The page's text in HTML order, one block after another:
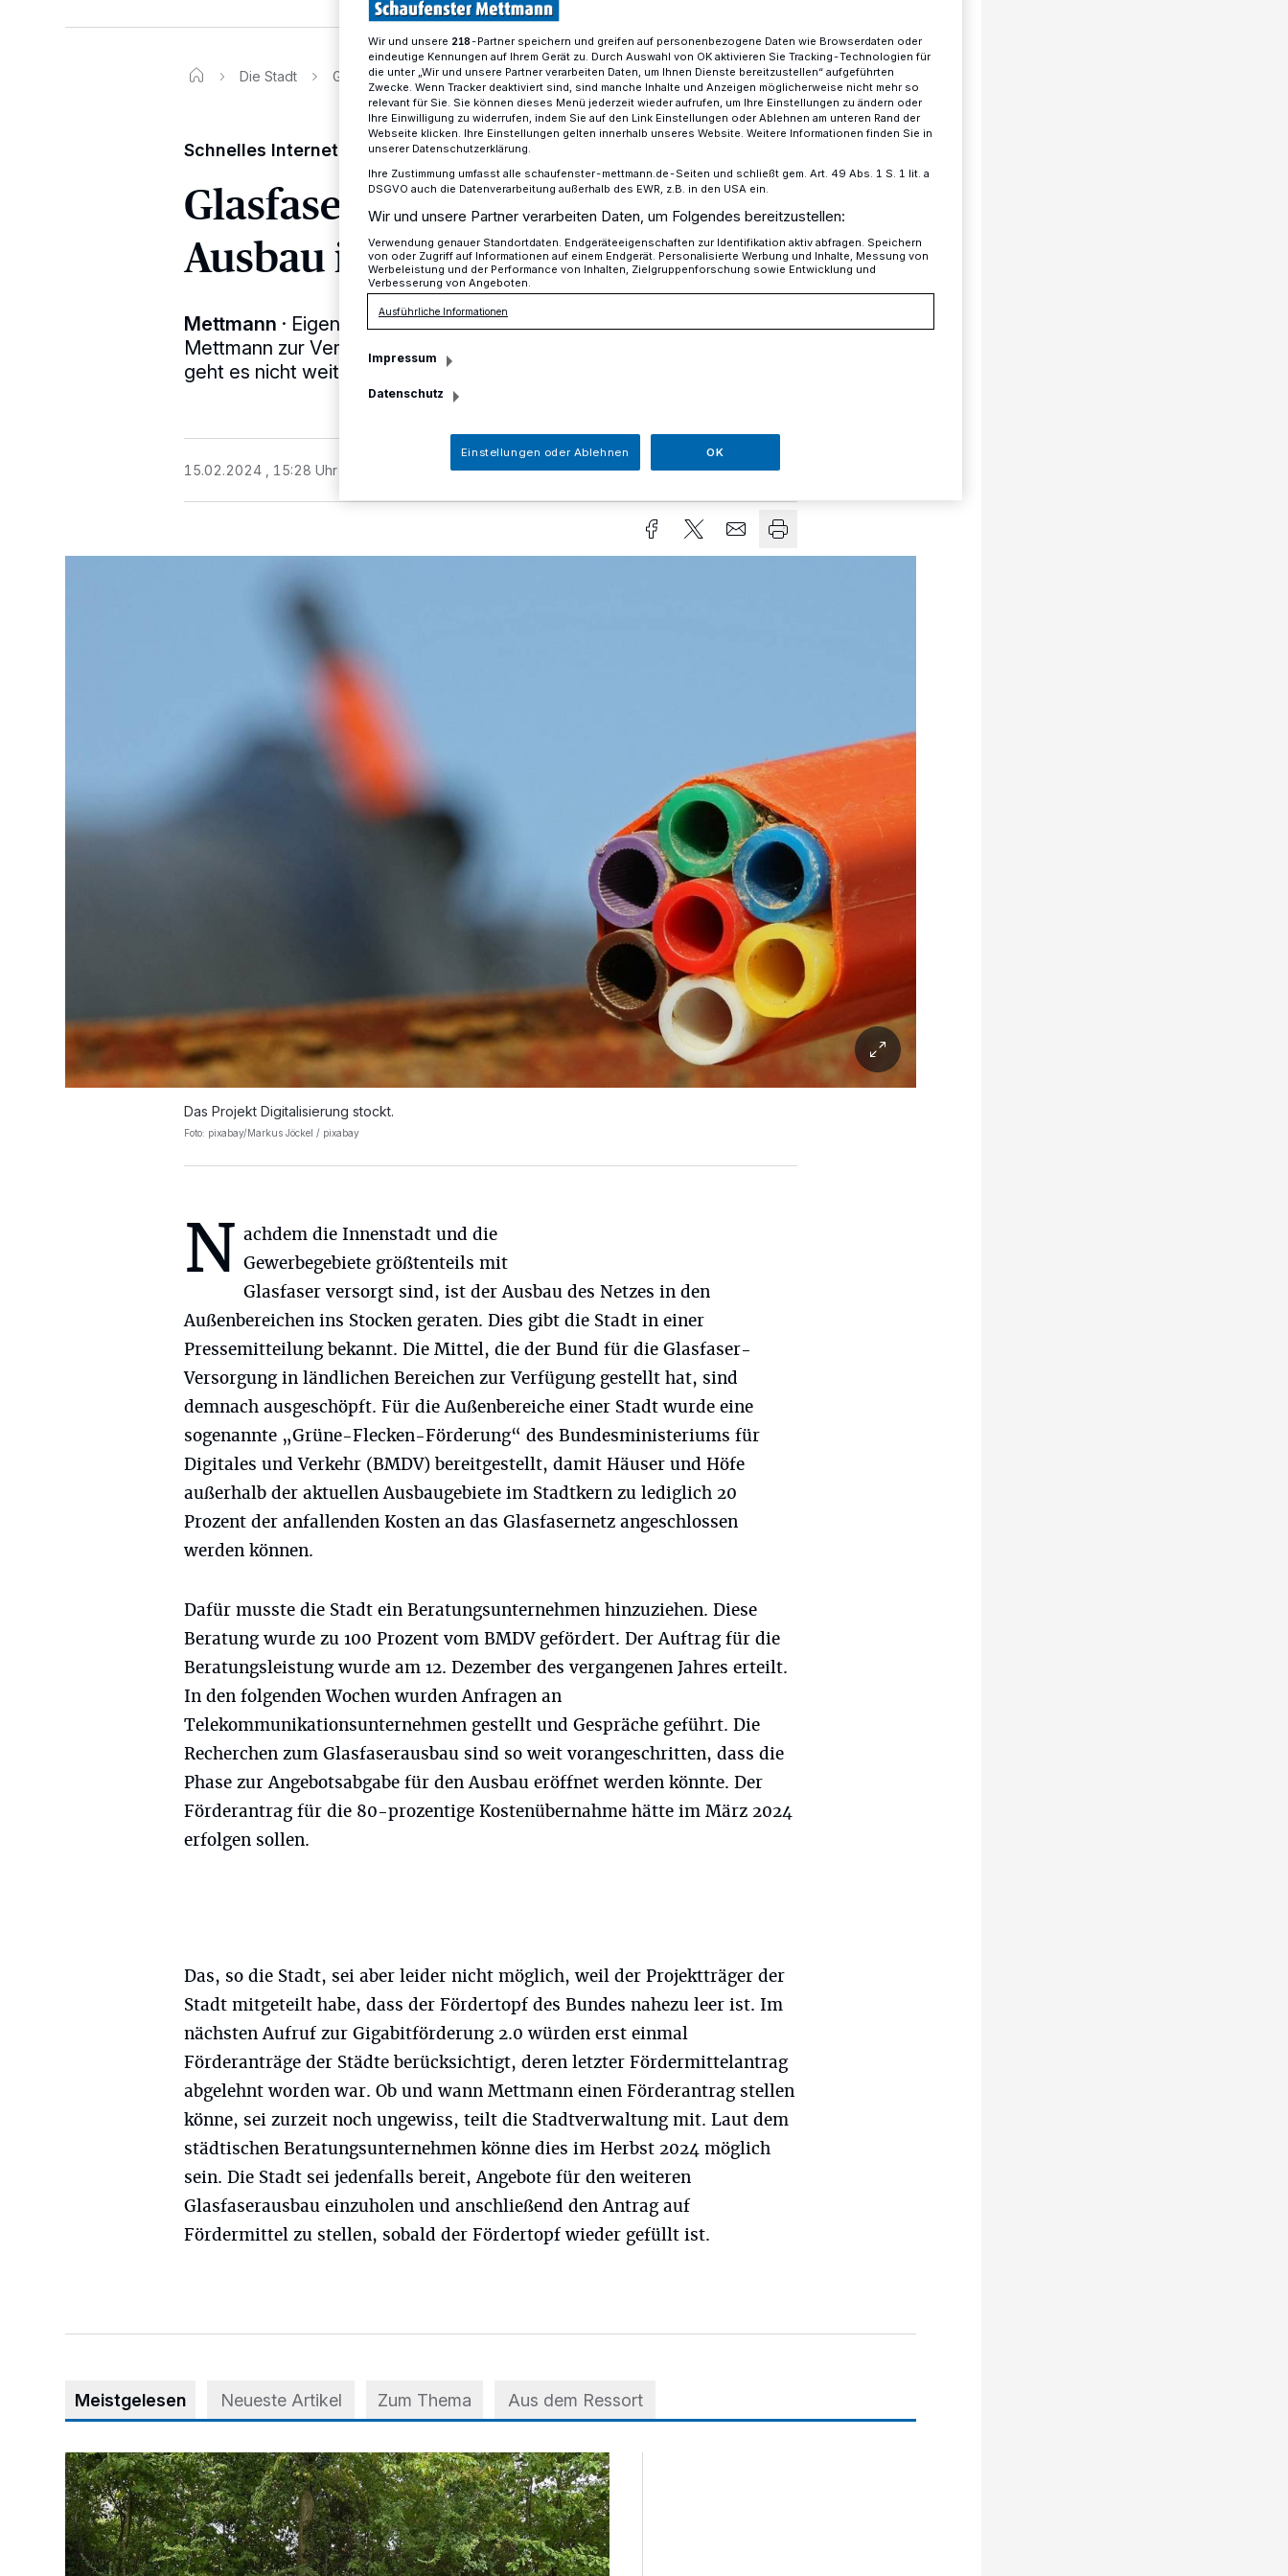
Die Stadt Glasfaser: Fördertopf für Ausbau ist leer​
Schnelles Internet in Mettmann
Glasfaser: Fördertopf für
Ausbau ist leer
Mettmann · Eigentlich sollte Glasfaser schon bald flächendecken in
Mettmann zur Verfügung stehen. Doch ohne Fördermittel vom Bund
geht es nicht weiter.
15.02.2024 , 15:28 Uhr Eine Minute Lesezeit
Das Projekt Digitalisierung stockt.
Foto: pixabay/Markus Jöckel / pixabay
N achdem die Innenstadt und die
Gewerbegebiete größtenteils mit
Glasfaser versorgt sind, ist der Ausbau des Netzes in den
Außenbereichen ins Stocken geraten. Dies gibt die Stadt in einer
Pressemitteilung bekannt. Die Mittel, die der Bund für die Glasfaser-
Versorgung in ländlichen Bereichen zur Verfügung gestellt hat, sind
demnach ausgeschöpft. Für die Außenbereiche einer Stadt wurde eine
sogenannte „Grüne-Flecken-Förderung“ des Bundesministeriums für
Digitales und Verkehr (BMDV) bereitgestellt, damit Häuser und Höfe
außerhalb der aktuellen Ausbaugebiete im Stadtkern zu lediglich 20
Prozent der anfallenden Kosten an das Glasfasernetz angeschlossen
werden können.
Dafür musste die Stadt ein Beratungsunternehmen hinzuziehen. Diese
Beratung wurde zu 100 Prozent vom BMDV gefördert. Der Auftrag für die
Beratungsleistung wurde am 12. Dezember des vergangenen Jahres erteilt.
In den folgenden Wochen wurden Anfragen an
Telekommunikationsunternehmen gestellt und Gespräche geführt. Die
Recherchen zum Glasfaserausbau sind so weit vorangeschritten, dass die
Phase zur Angebotsabgabe für den Ausbau eröffnet werden könnte. Der
Förderantrag für die 80-prozentige Kostenübernahme hätte im März 2024
erfolgen sollen.
Das, so die Stadt, sei aber leider nicht möglich, weil der Projektträger der
Stadt mitgeteilt habe, dass der Fördertopf des Bundes nahezu leer ist. Im
nächsten Aufruf zur Gigabitförderung 2.0 würden erst einmal
Förderanträge der Städte berücksichtigt, deren letzter Fördermittelantrag
abgelehnt worden war. Ob und wann Mettmann einen Förderantrag stellen
könne, sei zurzeit noch ungewiss, teilt die Stadtverwaltung mit. Laut dem
städtischen Beratungsunternehmen könne dies im Herbst 2024 möglich
sein. Die Stadt sei jedenfalls bereit, Angebote für den weiteren
Glasfaserausbau einzuholen und anschließend den Antrag auf
Fördermittel zu stellen, sobald der Fördertopf wieder gefüllt ist.
Meistgelesen Neueste Artikel Zum Thema Aus dem Ressort
Aus Grau wird Haltung
Wir und unsere 218-Partner speichern und greifen auf personenbezogene Daten wie Browserdaten oder
eindeutige Kennungen auf Ihrem Gerät zu. Durch Auswahl von OK aktivieren Sie Tracking-Technologien für
die unter „Wir und unsere Partner verarbeiten Daten, um Ihnen Dienste bereitzustellen“ aufgeführten
Zwecke. Wenn Tracker deaktiviert sind, sind manche Inhalte und Anzeigen möglicherweise nicht mehr so
relevant für Sie. Sie können dieses Menü jederzeit wieder aufrufen, um Ihre Einstellungen zu ändern oder
Ihre Einwilligung zu widerrufen, indem Sie auf den Link Einstellungen oder Ablehnen am unteren Rand der
Webseite klicken. Ihre Einstellungen gelten innerhalb unseres Website. Weitere Informationen finden Sie in
unserer Datenschutzerklärung.
Ihre Zustimmung umfasst alle schaufenster-mettmann.de-Seiten und schließt gem. Art. 49 Abs. 1 S. 1 lit. a
DSGVO auch die Datenverarbeitung außerhalb des EWR, z.B. in den USA ein.
Wir und unsere Partner verarbeiten Daten, um Folgendes bereitzustellen:
Verwendung genauer Standortdaten. Endgeräteeigenschaften zur Identifikation aktiv abfragen. Speichern
von oder Zugriff auf Informationen auf einem Endgerät. Personalisierte Werbung und Inhalte, Messung von
Werbeleistung und der Performance von Inhalten, Zielgruppenforschung sowie Entwicklung und
Verbesserung von Angeboten.
Ausführliche Informationen
Impressum
Datenschutz
Einstellungen oder Ablehnen OK